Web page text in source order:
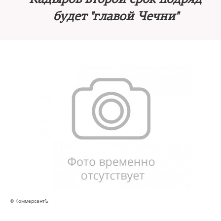
будет "главой Чечни"
© КоммерсантЪ